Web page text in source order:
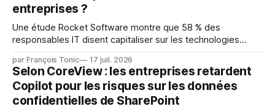
entreprises ?
Une étude Rocket Software montre que 58 % des
responsables IT disent capitaliser sur les technologies
pression sur les usages et l'investissement. Cette pression
révèle un écart entre l'ambition et la préparation.
par François Tonic 17 juil. 2026
Selon CoreView : les entreprises retardent
Copilot pour les risques sur les données
confidentielles de SharePoint